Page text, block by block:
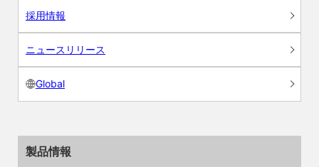
採用情報
ニュースリリース
Global
製品情報